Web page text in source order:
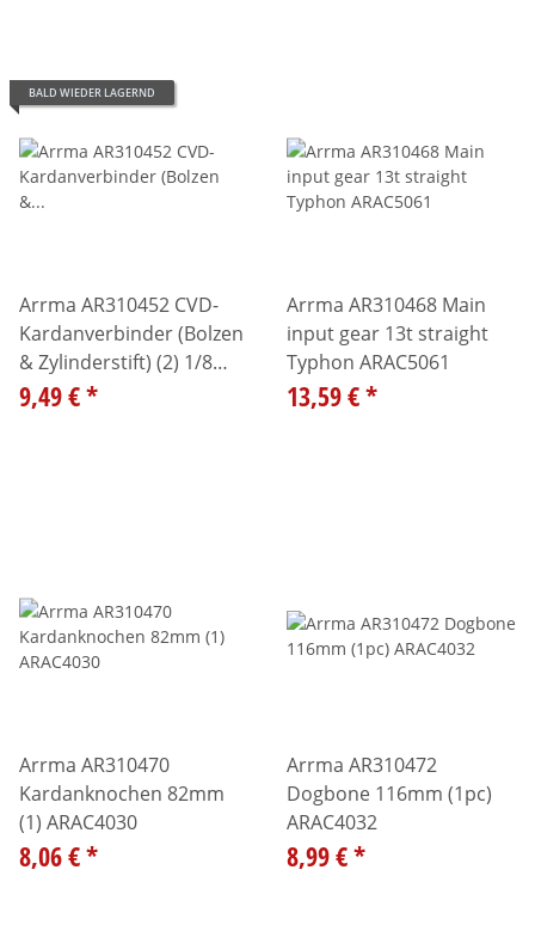
BALD WIEDER LAGERND
Arrma AR310452 CVD-
Kardanverbinder (Bolzen
& Zylinderstift) (2) 1/8
BULK
9,49 €*
Arrma AR310468 Main
input gear 13t straight
Typhon ARAC5061
13,59 €*
Arrma AR310470
Kardanknochen 82mm
(1) ARAC4030
8,06 €*
Arrma AR310472
Dogbone 116mm (1pc)
ARAC4032
8,99 €*